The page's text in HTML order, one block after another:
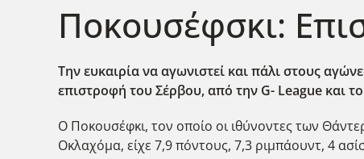
Ποκουσέφσκι:
Την ευκαιρία να αγωνιστεί και πάλι στους
επιστροφή του Σέρβου, από την G- League και
Ο Ποκουσέφκι, τον οποίο οι ιθύνοντες των
Οκλαχόμα, είχε 7,9 πόντους, 7,3 ριμπάουντ, 4